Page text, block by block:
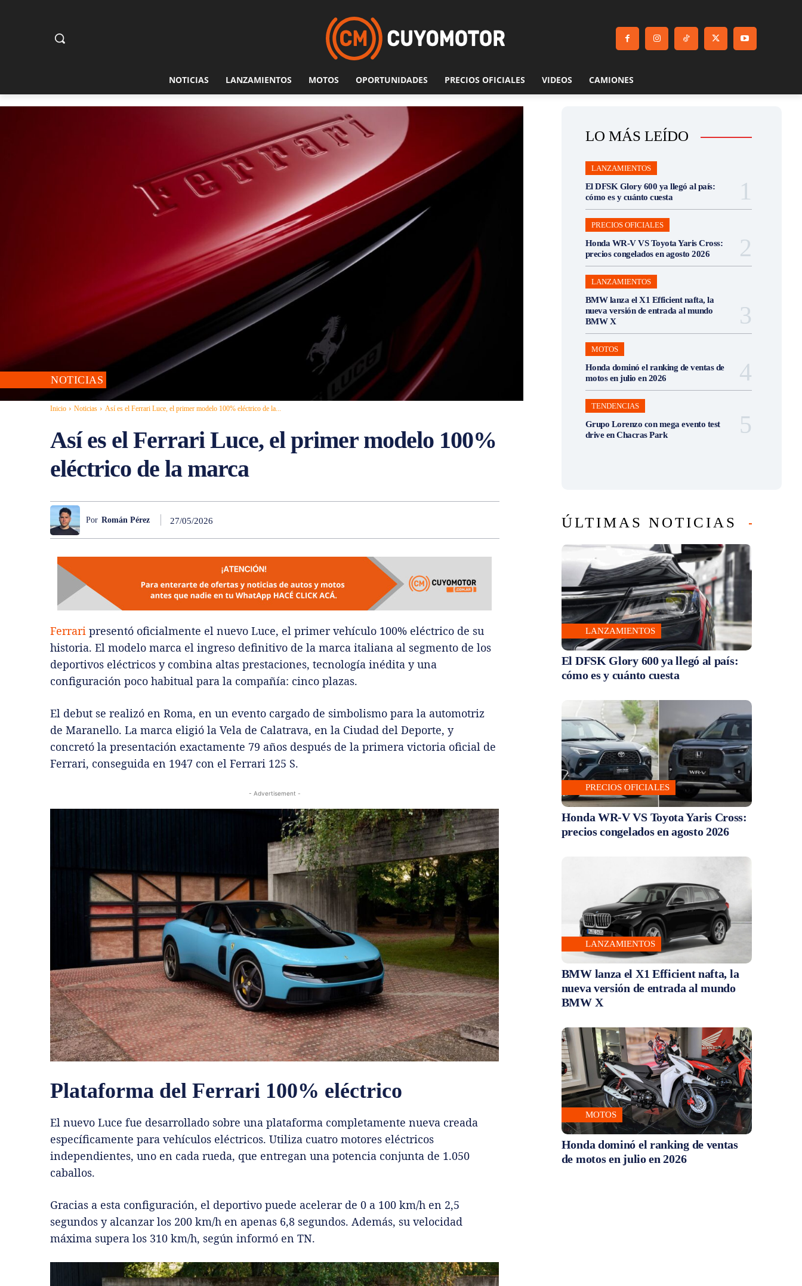
NOTICIAS LANZAMIENTOS MOTOS OPORTUNIDADES PRECIOS OFICIALES VIDEOS CAMIONES
NOTICIAS
Inicio Noticias Así es el Ferrari Luce, el primer modelo 100% eléctrico de la...
Así es el Ferrari Luce, el primer modelo 100%
eléctrico de la marca
Por Román Pérez 27/05/2026
Ferrari presentó oficialmente el nuevo Luce, el primer vehículo 100% eléctrico de su
historia. El modelo marca el ingreso definitivo de la marca italiana al segmento de los
deportivos eléctricos y combina altas prestaciones, tecnología inédita y una
configuración poco habitual para la compañía: cinco plazas.
El debut se realizó en Roma, en un evento cargado de simbolismo para la automotriz
de Maranello. La marca eligió la Vela de Calatrava, en la Ciudad del Deporte, y
concretó la presentación exactamente 79 años después de la primera victoria oficial de
Ferrari, conseguida en 1947 con el Ferrari 125 S.
- Advertisement -
Plataforma del Ferrari 100% eléctrico
El nuevo Luce fue desarrollado sobre una plataforma completamente nueva creada
específicamente para vehículos eléctricos. Utiliza cuatro motores eléctricos
independientes, uno en cada rueda, que entregan una potencia conjunta de 1.050
caballos.
Gracias a esta configuración, el deportivo puede acelerar de 0 a 100 km/h en 2,5
segundos y alcanzar los 200 km/h en apenas 6,8 segundos. Además, su velocidad
máxima supera los 310 km/h, según informó en TN.
LO MÁS LEÍDO
LANZAMIENTOS
El DFSK Glory 600 ya llegó al país:
cómo es y cuánto cuesta
PRECIOS OFICIALES
Honda WR-V VS Toyota Yaris Cross:
precios congelados en agosto 2026
LANZAMIENTOS
BMW lanza el X1 Efficient nafta, la
nueva versión de entrada al mundo
BMW X
MOTOS
Honda dominó el ranking de ventas de
motos en julio en 2026
TENDENCIAS
Grupo Lorenzo con mega evento test
drive en Chacras Park
ÚLTIMAS NOTICIAS
LANZAMIENTOS
El DFSK Glory 600 ya llegó al país:
cómo es y cuánto cuesta
PRECIOS OFICIALES
Honda WR-V VS Toyota Yaris Cross:
precios congelados en agosto 2026
LANZAMIENTOS
BMW lanza el X1 Efficient nafta, la
nueva versión de entrada al mundo
BMW X
MOTOS
Honda dominó el ranking de ventas
de motos en julio en 2026